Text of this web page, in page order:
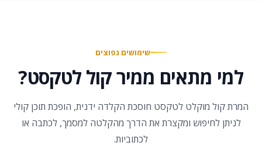
שימושים נפוצים
למי מתאים ממיר קול לטקסט?
המרת קול מוקלט לטקסט חוסכת הקלדה ידנית, הופכת תוכן קולי
לניתן לחיפוש ומקצרת את הדרך מהקלטה למסמך, לכתבה או
לכתוביות.